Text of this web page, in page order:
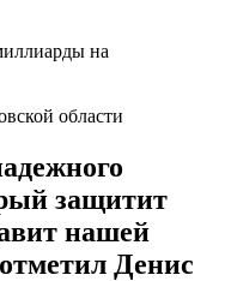
области
защитит
нашей
Денис